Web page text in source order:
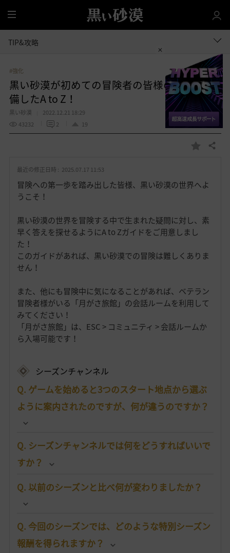
全
体
TIP&攻略
#強化
黒い砂漠が初めての冒険者の皆様のために準
備したA to Z！
黒い砂漠
2022.12.21 18:29
43232
2 19
お
入
共有する
最近の修正日時 : 2025.07.17 11:53
冒険への第一歩を踏み出した皆様、黒い砂漠の世界へよ
うこそ！
黒い砂漠の世界を冒険する中で生まれた疑問に対し、素
早く答えを探せるようにA to Zガイドをご用意しまし
た！
このガイドがあれば、黒い砂漠での冒険は難しくありま
せん！
また、他にも冒険中に気になることがあれば、ベテラン
冒険者様がいる「月がさ旅館」の会話ルームを利用して
みてください！
「月がさ旅館」は、ESC > コミュニティ > 会話ルームか
ら入場可能です！
シーズンチャンネル
Q. ゲームを始めると3つのスタート地点から選ぶ
ように案内されたのですが、何が違うのですか？
Q. シーズンチャンネルでは何をどうすればいいで
すか？
Q. 以前のシーズンと比べ何が変わりましたか？
Q. 今回のシーズンでは、どのような特別シーズン
報酬を得られますか？